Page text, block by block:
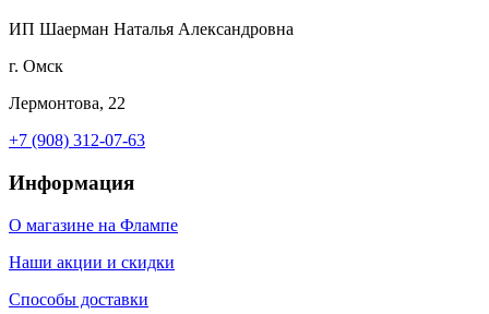
ИП Шаерман Наталья Александровна
г. Омск
Лермонтова, 22
+7 (908) 312-07-63
Информация
О магазине на Флампе
Наши акции и скидки
Способы доставки